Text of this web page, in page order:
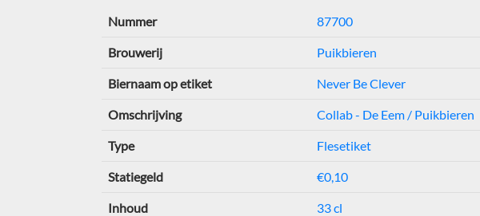
Nummer 87700
Brouwerij Puikbieren
Biernaam op etiket Never Be Clever
Omschrijving Collab - De Eem / Puikbieren
Type Flesetiket
Statiegeld €0,10
Inhoud 33 cl